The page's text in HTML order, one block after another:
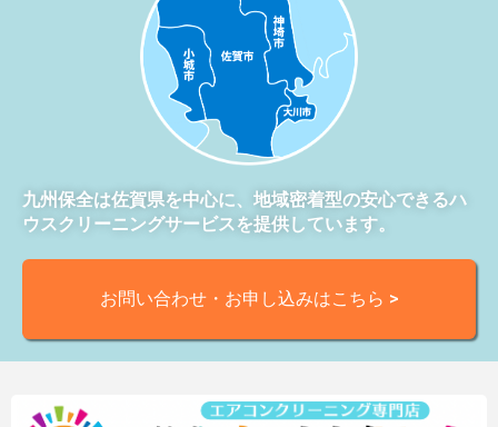
九州保全は佐賀県を中心に、地域密着型の安心できるハ
ウスクリーニングサービスを提供しています。
お問い合わせ・お申し込みはこちら >